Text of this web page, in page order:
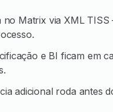
no Matrix via XML
e BI ficam em
adicional roda antes